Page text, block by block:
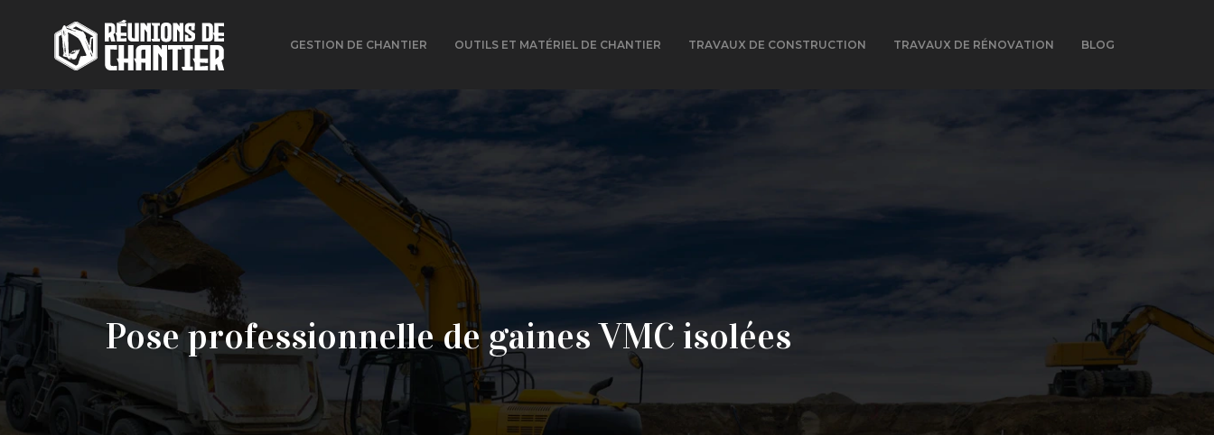
GESTION DE CHANTIER OUTILS ET MATÉRIEL DE CHANTIER TRAVAUX DE CONSTRUCTION TRAVAUX DE RÉNOVATION BLOG
Pose professionnelle de gaines VMC isolées